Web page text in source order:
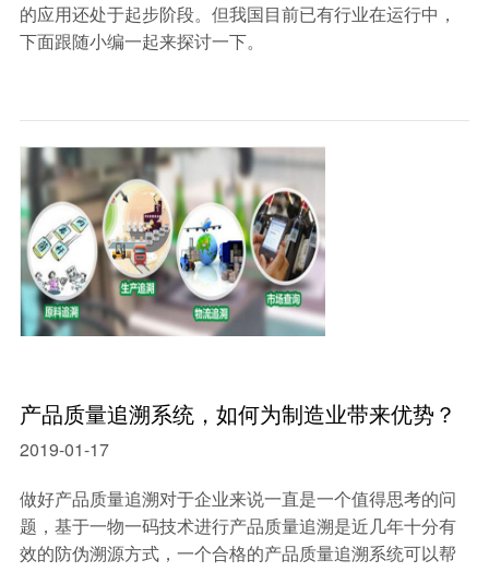
的应用还处于起步阶段。但我国目前已有行业在运行中，
下面跟随小编一起来探讨一下。
产品质量追溯系统，如何为制造业带来优势？
2019-01-17
做好产品质量追溯对于企业来说一直是一个值得思考的问
题，基于一物一码技术进行产品质量追溯是近几年十分有
效的防伪溯源方式，一个合格的产品质量追溯系统可以帮